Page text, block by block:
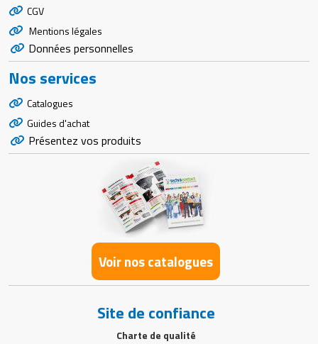
CGV
Mentions légales
Données personnelles
Nos services
Catalogues
Guides d'achat
Présentez vos produits
Voir nos catalogues
Site de confiance
Charte de qualité